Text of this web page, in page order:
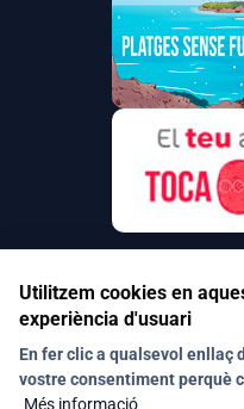
Segueix-nos a les xarxes
Utilitzem cookies en
experiència d'usuari
En fer clic a qualsevol enllaç
vostre consentiment perquè
Més informació